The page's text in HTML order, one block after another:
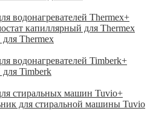
водонагревателей Thermex+
капиллярный для Thermex
Thermex
водонагревателей Timberk+
Timberk
стиральных машин Tuvio+
для стиральной машины Tuvio